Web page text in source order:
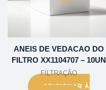
ANEIS DE VEDACAO DO
FILTRO XX1104707 – 10UN
FILTRAÇÃO
ADICIONAR À